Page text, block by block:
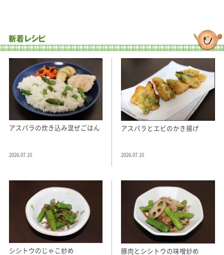
アスパラの炊き込み混ぜごはん
2026.07.10
アスパラとエビのかき揚げ
2026.07.10
シシトウのじゃこ炒め 豚肉とシシトウの味噌炒め